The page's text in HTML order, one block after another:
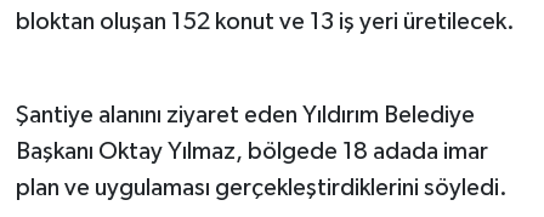
bloktan oluşan 152 konut ve 13 iş yeri üretilecek.
Şantiye alanını ziyaret eden Yıldırım Belediye
Başkanı Oktay Yılmaz, bölgede 18 adada imar
plan ve uygulaması gerçekleştirdiklerini söyledi.